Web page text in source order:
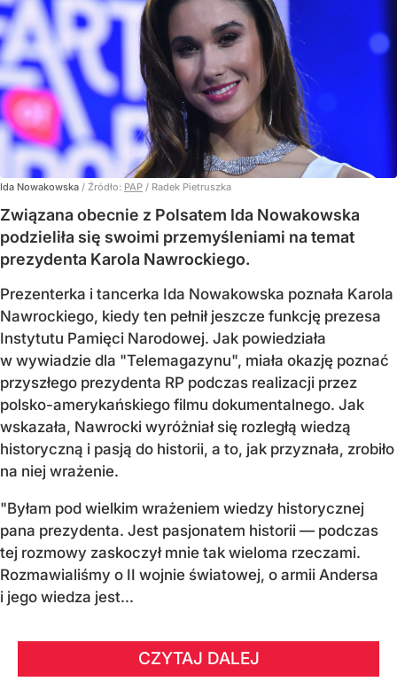
Ida Nowakowska / Źródło: PAP / Radek Pietruszka
Związana obecnie z Polsatem Ida Nowakowska
podzieliła się swoimi przemyśleniami na temat
prezydenta Karola Nawrockiego.
Prezenterka i tancerka Ida Nowakowska poznała Karola
Nawrockiego, kiedy ten pełnił jeszcze funkcję prezesa
Instytutu Pamięci Narodowej. Jak powiedziała
w wywiadzie dla "Telemagazynu", miała okazję poznać
przyszłego prezydenta RP podczas realizacji przez
polsko-amerykańskiego filmu dokumentalnego. Jak
wskazała, Nawrocki wyróżniał się rozległą wiedzą
historyczną i pasją do historii, a to, jak przyznała, zrobiło
na niej wrażenie.
"Byłam pod wielkim wrażeniem wiedzy historycznej
pana prezydenta. Jest pasjonatem historii — podczas
tej rozmowy zaskoczył mnie tak wieloma rzeczami.
Rozmawialiśmy o II wojnie światowej, o armii Andersa
i jego wiedza jest...
CZYTAJ DALEJ